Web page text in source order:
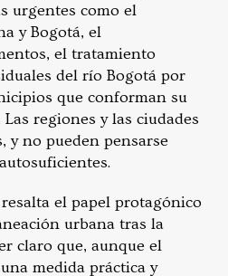
urgentes como el
y Bogotá, el
el tratamiento
del río Bogotá por
que conforman su
regiones y las ciudades
y no pueden pensarse
el papel protagónico
urbana tras la
claro que, aunque el
medida práctica y